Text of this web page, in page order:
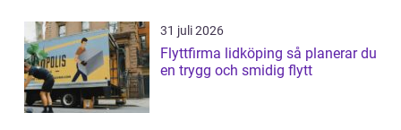
31 juli 2026
Flyttfirma lidköping så planerar du
en trygg och smidig flytt